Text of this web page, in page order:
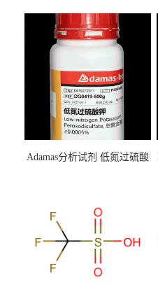
Adamas分析试剂 低氮过硫酸
（泰坦现货供应）